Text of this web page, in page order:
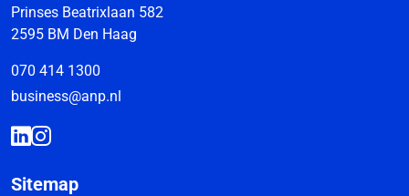
Prinses Beatrixlaan 582
2595 BM Den Haag
070 414 1300
business@anp.nl
Sitemap